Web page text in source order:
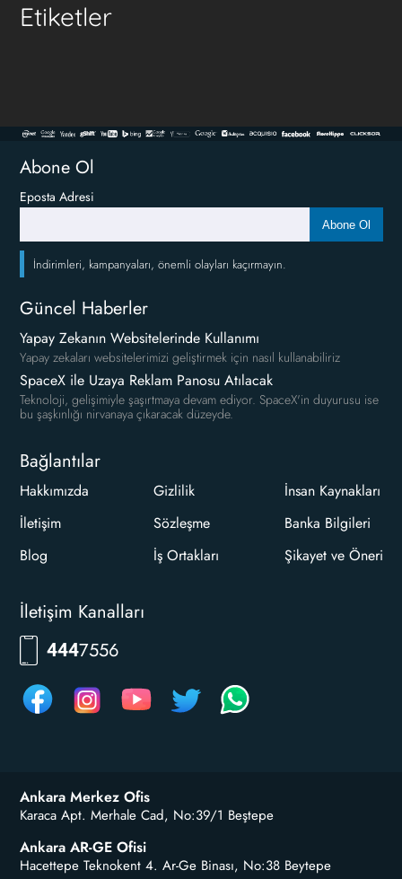
Etiketler
Abone Ol
Eposta Adresi
Abone Ol
İndirimleri, kampanyaları, önemli olayları kaçırmayın.
Güncel Haberler
Yapay Zekanın Websitelerinde Kullanımı
Yapay zekaları websitelerimizi geliştirmek için nasıl kullanabiliriz
SpaceX ile Uzaya Reklam Panosu Atılacak
Teknoloji, gelişimiyle şaşırtmaya devam ediyor. SpaceX'in duyurusu ise
bu şaşkınlığı nirvanaya çıkaracak düzeyde.
Bağlantılar
Hakkımızda
İletişim
Blog
Gizlilik
Sözleşme
İş Ortakları
İnsan Kaynakları
Banka Bilgileri
Şikayet ve Öneri
İletişim Kanalları
4447556
Ankara Merkez Ofis
Karaca Apt. Merhale Cad, No:39/1 Beştepe
Ankara AR-GE Ofisi
Hacettepe Teknokent 4. Ar-Ge Binası, No:38 Beytepe